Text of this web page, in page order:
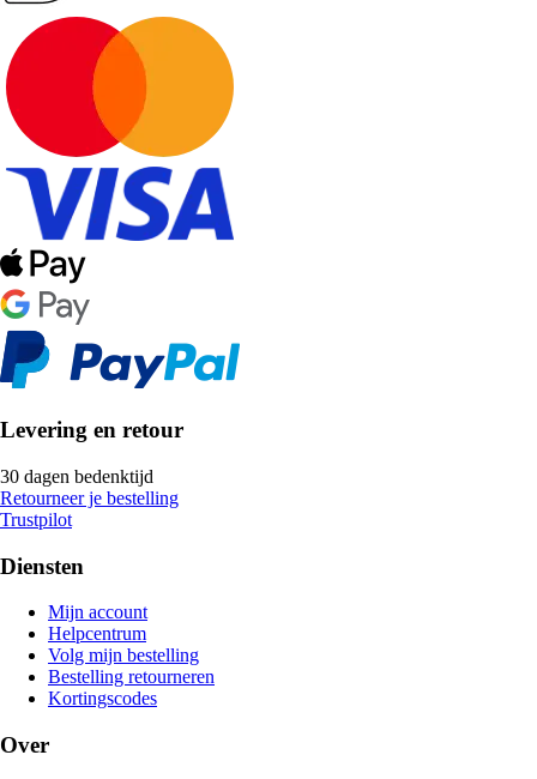
Levering en retour
30 dagen bedenktijd
Retourneer je bestelling
Trustpilot
Diensten
Mijn account
Helpcentrum
Volg mijn bestelling
Bestelling retourneren
Kortingscodes
Over